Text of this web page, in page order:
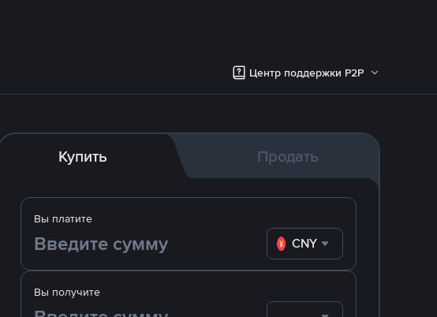
Центр поддержки P2P
Купить Продать
Вы платите
CNY
Вы получите